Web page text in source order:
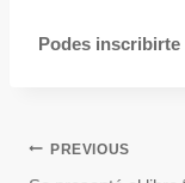
Podes
PREVIOUS